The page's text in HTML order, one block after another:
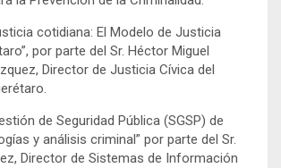
cotidiana: El Modelo de Justicia
por parte del Sr. Héctor Miguel
Director de Justicia Cívica del
de Seguridad Pública (SGSP) de
y análisis criminal” por parte del Sr.
Director de Sistemas de Información